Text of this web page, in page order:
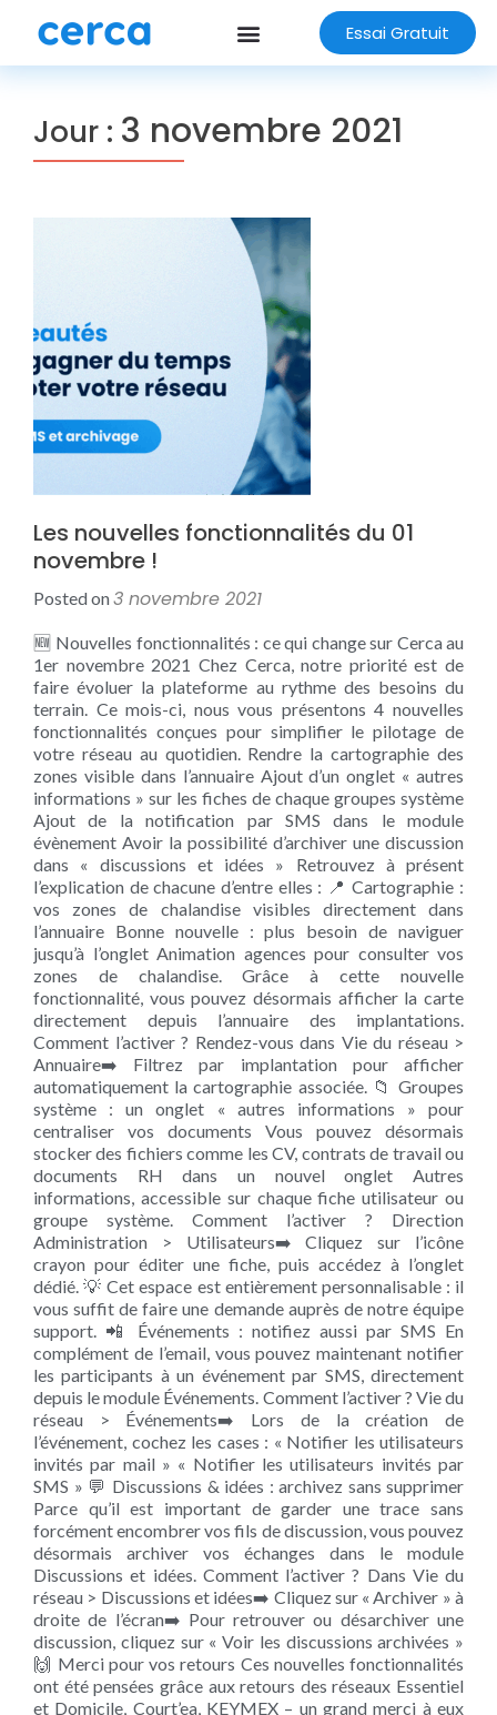
Essai Gratuit
Jour : 3 novembre 2021
Les nouvelles fonctionnalités du 01
novembre !
Posted on3 novembre 2021
🆕 Nouvelles fonctionnalités : ce qui change sur Cerca au
1er novembre 2021 Chez Cerca, notre priorité est de
faire évoluer la plateforme au rythme des besoins du
terrain. Ce mois-ci, nous vous présentons 4 nouvelles
fonctionnalités conçues pour simplifier le pilotage de
votre réseau au quotidien. Rendre la cartographie des
zones visible dans l’annuaire Ajout d’un onglet « autres
informations » sur les fiches de chaque groupes système
Ajout de la notification par SMS dans le module
évènement Avoir la possibilité d’archiver une discussion
dans « discussions et idées » Retrouvez à présent
l’explication de chacune d’entre elles : 📍 Cartographie :
vos zones de chalandise visibles directement dans
l’annuaire Bonne nouvelle : plus besoin de naviguer
jusqu’à l’onglet Animation agences pour consulter vos
zones de chalandise. Grâce à cette nouvelle
fonctionnalité, vous pouvez désormais afficher la carte
directement depuis l’annuaire des implantations.
Comment l’activer ? Rendez-vous dans Vie du réseau >
Annuaire➡️ Filtrez par implantation pour afficher
automatiquement la cartographie associée. 📁 Groupes
système : un onglet « autres informations » pour
centraliser vos documents Vous pouvez désormais
stocker des fichiers comme les CV, contrats de travail ou
documents RH dans un nouvel onglet Autres
informations, accessible sur chaque fiche utilisateur ou
groupe système. Comment l’activer ? Direction
Administration > Utilisateurs➡️ Cliquez sur l’icône
crayon pour éditer une fiche, puis accédez à l’onglet
dédié. 💡 Cet espace est entièrement personnalisable : il
vous suffit de faire une demande auprès de notre équipe
support. 📲 Événements : notifiez aussi par SMS En
complément de l’email, vous pouvez maintenant notifier
les participants à un événement par SMS, directement
depuis le module Événements. Comment l’activer ? Vie du
réseau > Événements➡️ Lors de la création de
l’événement, cochez les cases : « Notifier les utilisateurs
invités par mail » « Notifier les utilisateurs invités par
SMS » 💬 Discussions & idées : archivez sans supprimer
Parce qu’il est important de garder une trace sans
forcément encombrer vos fils de discussion, vous pouvez
désormais archiver vos échanges dans le module
Discussions et idées. Comment l’activer ? Dans Vie du
réseau > Discussions et idées➡️ Cliquez sur « Archiver » à
droite de l’écran➡️ Pour retrouver ou désarchiver une
discussion, cliquez sur « Voir les discussions archivées »
🙌 Merci pour vos retours Ces nouvelles fonctionnalités
ont été pensées grâce aux retours des réseaux Essentiel
et Domicile, Court’ea, KEYMEX – un grand merci à eux